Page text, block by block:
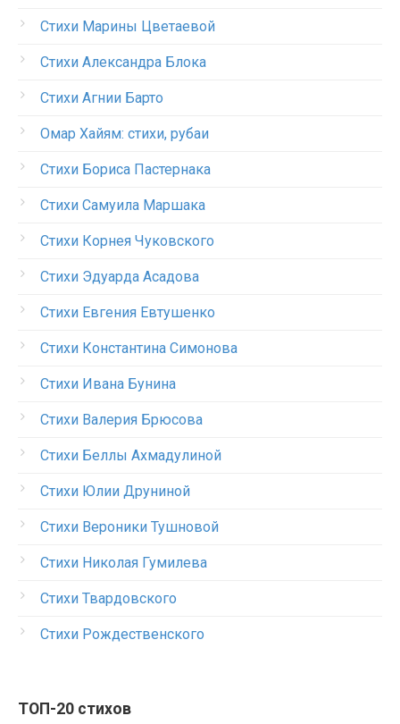
Стихи Марины Цветаевой
Стихи Александра Блока
Стихи Агнии Барто
Омар Хайям: стихи, рубаи
Стихи Бориса Пастернака
Стихи Самуила Маршака
Стихи Корнея Чуковского
Стихи Эдуарда Асадова
Стихи Евгения Евтушенко
Стихи Константина Симонова
Стихи Ивана Бунина
Стихи Валерия Брюсова
Стихи Беллы Ахмадулиной
Стихи Юлии Друниной
Стихи Вероники Тушновой
Стихи Николая Гумилева
Стихи Твардовского
Стихи Рождественского
ТОП-20 стихов